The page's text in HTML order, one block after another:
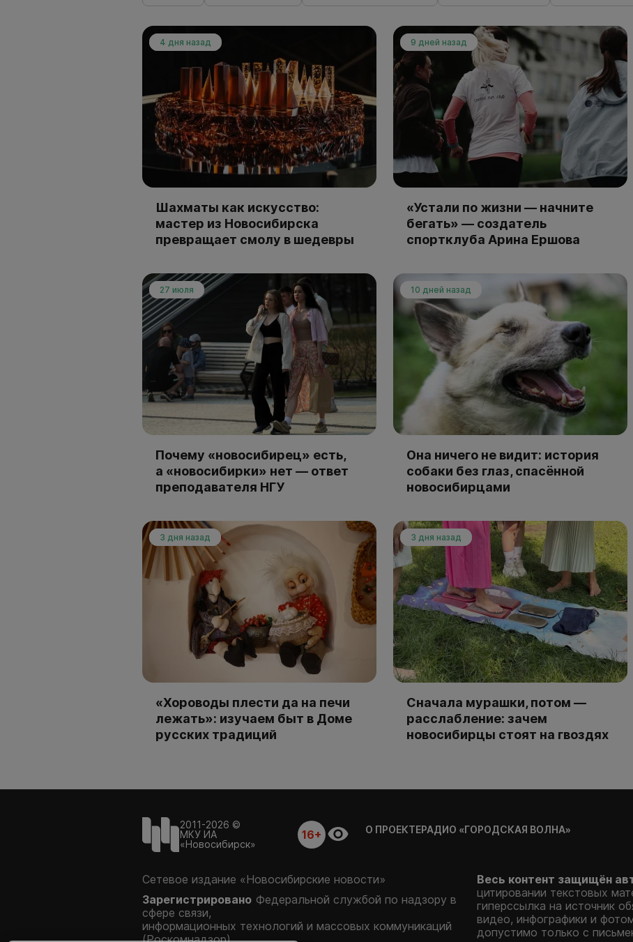
4 дня назад
Шахматы как искусство:
мастер из Новосибирска
превращает смолу в шедевры
9 дней назад
«Устали по жизни — начните
бегать» — создатель
спортклуба Арина Ершова
27 июля
Почему «новосибирец» есть,
а «новосибирки» нет — ответ
преподавателя НГУ
10 дней назад
Она ничего не видит: история
собаки без глаз, спасённой
новосибирцами
3 дня назад
«Хороводы плести да на печи
лежать»: изучаем быт в Доме
русских традиций
3 дня назад
Сначала мурашки, потом —
расслабление: зачем
новосибирцы стоят на гвоздях
2011-2026 ©
МКУ ИА
«Новосибирск»
16+ О ПРОЕКТЕРАДИО «ГОРОДСКАЯ ВОЛНА»
Сетевое издание «Новосибирские новости»
Зарегистрировано Федеральной службой по надзору в
сфере связи,
информационных технологий и массовых коммуникаций
(Роскомнадзор)
Весь контент защищён
цитировании текстовых
гиперссылка на источник
видео, инфографики и
допустимо только с